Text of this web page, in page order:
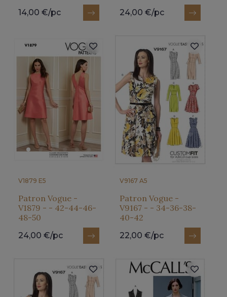
14,00 €/pc 24,00 €/pc
V1879 E5
Patron Vogue -
V1879 - - 42-44-46-
48-50
24,00 €/pc
V9167 A5
Patron Vogue -
V9167 - - 34-36-38-
40-42
22,00 €/pc